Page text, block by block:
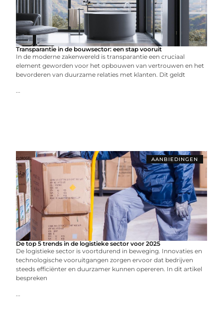
Transparantie in de bouwsector: een stap vooruit
In de moderne zakenwereld is transparantie een cruciaal
element geworden voor het opbouwen van vertrouwen en het
bevorderen van duurzame relaties met klanten. Dit geldt
...
AANBIEDINGEN
De top 5 trends in de logistieke sector voor 2025
De logistieke sector is voortdurend in beweging. Innovaties en
technologische vooruitgangen zorgen ervoor dat bedrijven
steeds efficiënter en duurzamer kunnen opereren. In dit artikel
bespreken
...